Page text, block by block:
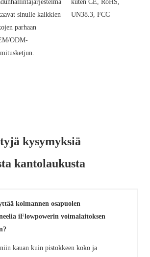
sinulle kaikkien
parhaan
ODM-
kuten CE, RoHS,
UN38.3, FCC
kysymyksiä
kantolaukusta
kolmannen osapuolen
iFlowpowerin voimalaitoksen
kauan kuin pistokkeen koko ja